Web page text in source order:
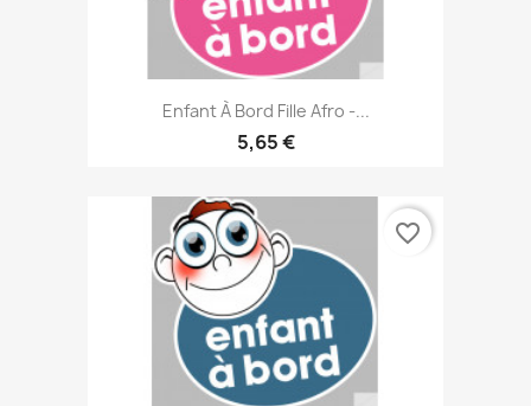
Enfant À Bord Fille Afro -...
5,65 €
favorite_border